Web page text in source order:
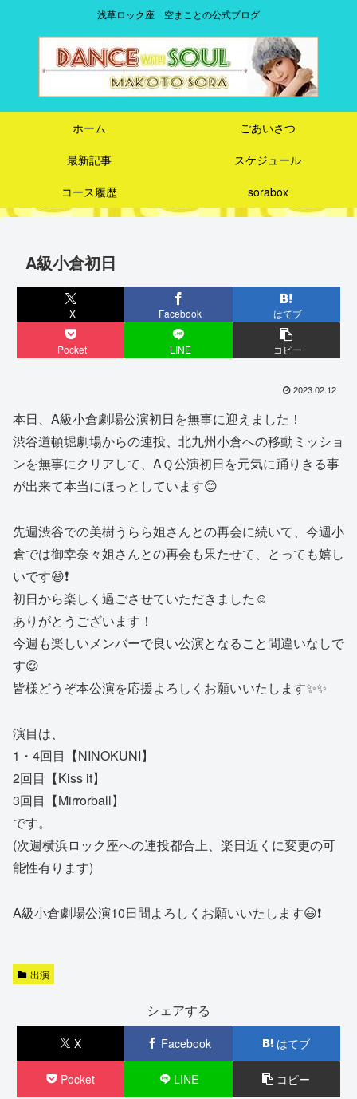
浅草ロック座 空まことの公式ブログ
ホーム
ごあいさつ
最新記事
スケジュール
コース履歴
sorabox
A級小倉初日
X Facebook はてブ
Pocket LINE コピー
2023.02.12
本日、A級小倉劇場公演初日を無事に迎えました！
渋谷道頓堀劇場からの連投、北九州小倉への移動ミッショ
ンを無事にクリアして、AＱ公演初日を元気に踊りきる事
が出来て本当にほっとしています😊
先週渋谷での美樹うらら姐さんとの再会に続いて、今週小
倉では御幸奈々姐さんとの再会も果たせて、とっても嬉し
いです😆❗️
初日から楽しく過ごさせていただきました☺️
ありがとうございます！
今週も楽しいメンバーで良い公演となること間違いなしで
す😌
皆様どうぞ本公演を応援よろしくお願いいたします✨✨
演目は、
1・4回目【NINOKUNI】
2回目【Kiss it】
3回目【Mirrorball】
です。
(次週横浜ロック座への連投都合上、楽日近くに変更の可
能性有ります)
A級小倉劇場公演10日間よろしくお願いいたします😃❗️
出演
シェアする
X Facebook はてブ
Pocket LINE コピー